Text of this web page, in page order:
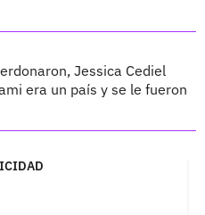
Jessica Cediel
era un país y se le fueron